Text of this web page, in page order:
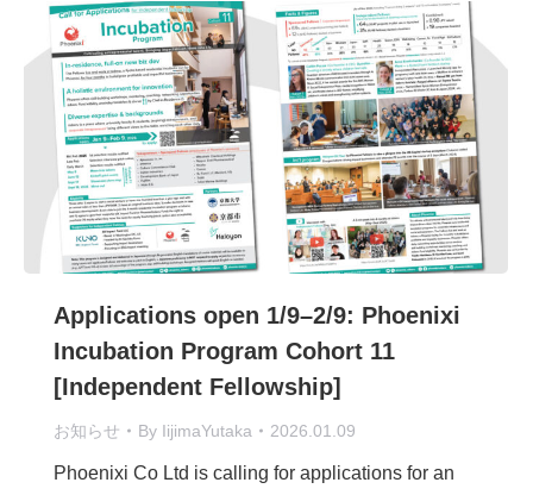
Applications open 1/9–2/9: Phoenixi
Incubation Program Cohort 11
[Independent Fellowship]
お知らせ By IijimaYutaka 2026.01.09
Phoenixi Co Ltd is calling for applications for an